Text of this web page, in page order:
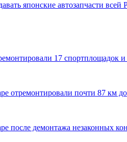
японские автозапчасти
17 спортплощадок
отремонтировали почти 87 км
после демонтажа незаконных